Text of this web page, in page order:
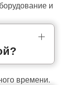
и
времени.